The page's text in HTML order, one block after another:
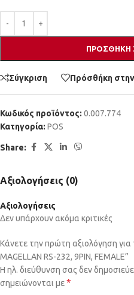
ΠΡΟΣΘΉΚΗ
Σύγκριση Πρόσθήκη στην
Κωδικός προϊόντος: 0.007.774
Κατηγορία: POS
Share:
Αξιολογήσεις (0)
Αξιολογήσεις
Δεν υπάρχουν ακόμα κριτικές
Κάνετε την πρώτη αξιολόγηση για
MAGELLAN RS-232, 9PIN, FEMALE”
Η ηλ. διεύθυνση σας δεν
σημειώνονται με*